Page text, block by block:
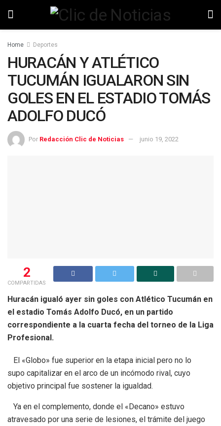
Home Deportes
HURACÁN Y ATLÉTICO
TUCUMÁN IGUALARON SIN
GOLES EN EL ESTADIO TOMÁS
ADOLFO DUCÓ
Por Redacción Clic de Noticias junio 19, 2022
2
COMPARTIDAS
Huracán igualó ayer sin goles con Atlético Tucumán en
el estadio Tomás Adolfo Ducó, en un partido
correspondiente a la cuarta fecha del torneo de la Liga
Profesional.
El «Globo» fue superior en la etapa inicial pero no lo
supo capitalizar en el arco de un incómodo rival, cuyo
objetivo principal fue sostener la igualdad.
Ya en el complemento, donde el «Decano» estuvo
atravesado por una serie de lesiones, el trámite del juego